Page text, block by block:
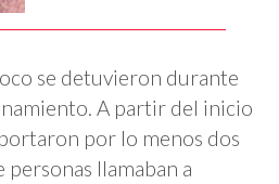
se detuvieron durante
A partir del inicio
por lo menos dos
personas llamaban a